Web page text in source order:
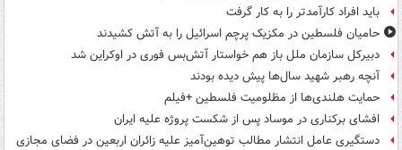
باید افراد کارآمدتر را به کار گرفت
حامیان فلسطین در مکزیک پرچم اسرائیل را به آتش کشیدند
دبیرکل سازمان ملل باز هم خواستار آتش‌بس فوری در اوکراین شد
آنچه رهبر شهید سال‌ها پیش دیده بودند
حمایت هلندی‌ها از مظلومیت فلسطین +فیلم
افشای برکناری در موساد پس از شکست پروژه علیه ایران
دستگیری عامل انتشار مطالب توهین‌آمیز علیه زائران اربعین در فضای مجازی